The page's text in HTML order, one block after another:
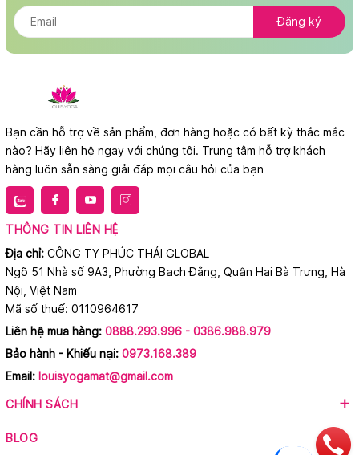
Đăng ký
Bạn cần hỗ trợ về sản phẩm, đơn hàng hoặc có bất kỳ thắc mắc
nào? Hãy liên hệ ngay với chúng tôi. Trung tâm hỗ trợ khách
hàng luôn sẵn sàng giải đáp mọi câu hỏi của bạn
THÔNG TIN LIÊN HỆ
Địa chỉ: CÔNG TY PHÚC THÁI GLOBAL
Ngõ 51 Nhà số 9A3, Phường Bạch Đằng, Quận Hai Bà Trưng, Hà
Nội, Việt Nam
Mã số thuế: 0110964617
Liên hệ mua hàng: 0888.293.996 - 0386.988.979
Bảo hành - Khiếu nại: 0973.168.389
Email: louisyogamat@gmail.com
CHÍNH SÁCH
BLOG